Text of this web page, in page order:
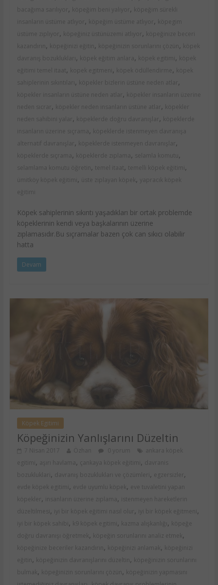
bacağıma sarılıyor , köpeğim beni yalıyor ,
köpeğim sürekli
insanların üstüme atlıyor , köpeğim üstüme atlıyor ,
köpegim
üstüme zıplıyor , köpeğiniz üstünüzemi atlıyor ,
köpeğinize beceri
kazandırın , köpeğinizi eğitin , köpeğinizin sorunlarını çözün ,
köpek
davranış bozuklukları , köpek eğitim anlara , köpek egitimi ,
köpek
eğitimi temel itaat, kopek egitmeni , köpek ödüllendirme ,
köpek
sahiplerinin sıkıntıları , köpekler bizlerin üstüne neden atlar ,
köpekler insanların üstüne neden atlar ,
köpekler insanların üzerine
neden sıcrar , köpekler neden insanların üstüne atlar ,
köpekler
neden sahibini yalar , köpeklerde doğru davranışlar ,
köpeklerde
insanların üzerine sıçrama ,
köpeklerde istenmeyen davranışa
alternatif davranışlar , köpeklerde istenmeyen davranışlar ,
köpeklerde sıçrama , köpeklerde zıplama , selamla komutu ,
selamlama komutu öğretin , temel itaat, temelli köpek eğitimi ,
ümitköy köpek eğitimi , üste zıplayan köpek ,
yapracık köpek
eğitimi
Köpek sahiplerinin sıkıntı yaşadıkları bir ortak problemde
köpeklerinin kendi veya başkalarının üzerine
zıplamasıdır.Bu sıçramalar bazen çok can sıkıcı olabilir
hatta
Devam
Köpek Egitimi
Köpeğinizin Yanlışlarını Düzeltin
7 Nisan 2017 Özhan 0 yorum
ankara köpek
egitimi , aşırı havlama , çankaya köpek eğitimi ,
davranis
bozukluklari , davranış bozuklukları ve çözümleri , egzersizler ,
evde köpek egitimi , evde uyumlu köpek , eve tuvaletini yapan
köpekler , insanların üzerine zıplama ,
istenmeyen hareketlerin
düzeltilmesi , iyi bir köpek eğitimi nasıl olur , iyi bir köpek eğitmeni ,
iyi bir köpek sahibi , k9 köpek egitimi , kazma alışkanlığı ,
köpeğe
doğru davranışı öğretmek , köpeğin sorunlarını analiz etmek ,
köpeğinize beceriler kazandırın , köpeğinizi anlamak ,
köpeğinizi
eğitin , köpeğinizin davranışlarını düzeltin ,
köpeğinizin sorunlarını
bulmak , köpeğinizin sorunlarını çözün ,
köpeğinizin yapmasını